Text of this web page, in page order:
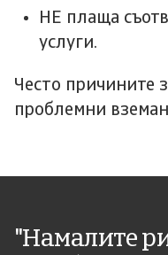
НЕ плаща
услуги.
Често причините
проблемни
"Намалите